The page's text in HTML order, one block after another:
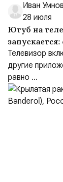
Иван Умнов
28 июля
Ютуб на
Телевизор
другие
равно ...